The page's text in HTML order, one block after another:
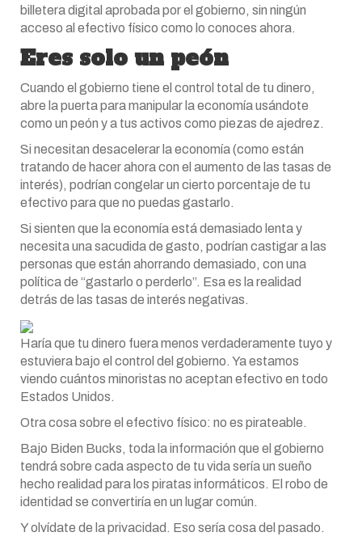
billetera digital aprobada por el gobierno, sin ningún
acceso al efectivo físico como lo conoces ahora.
Eres solo un peón
Cuando el gobierno tiene el control total de tu dinero,
abre la puerta para manipular la economía usándote
como un peón y a tus activos como piezas de ajedrez.
Si necesitan desacelerar la economía (como están
tratando de hacer ahora con el aumento de las tasas de
interés), podrían congelar un cierto porcentaje de tu
efectivo para que no puedas gastarlo.
Si sienten que la economía está demasiado lenta y
necesita una sacudida de gasto, podrían castigar a las
personas que están ahorrando demasiado, con una
política de “gastarlo o perderlo”. Esa es la realidad
detrás de las tasas de interés negativas.
Haría que tu dinero fuera menos verdaderamente tuyo y
estuviera bajo el control del gobierno. Ya estamos
viendo cuántos minoristas no aceptan efectivo en todo
Estados Unidos.
Otra cosa sobre el efectivo físico: no es pirateable.
Bajo Biden Bucks, toda la información que el gobierno
tendrá sobre cada aspecto de tu vida sería un sueño
hecho realidad para los piratas informáticos. El robo de
identidad se convertiría en un lugar común.
Y olvídate de la privacidad. Eso sería cosa del pasado.